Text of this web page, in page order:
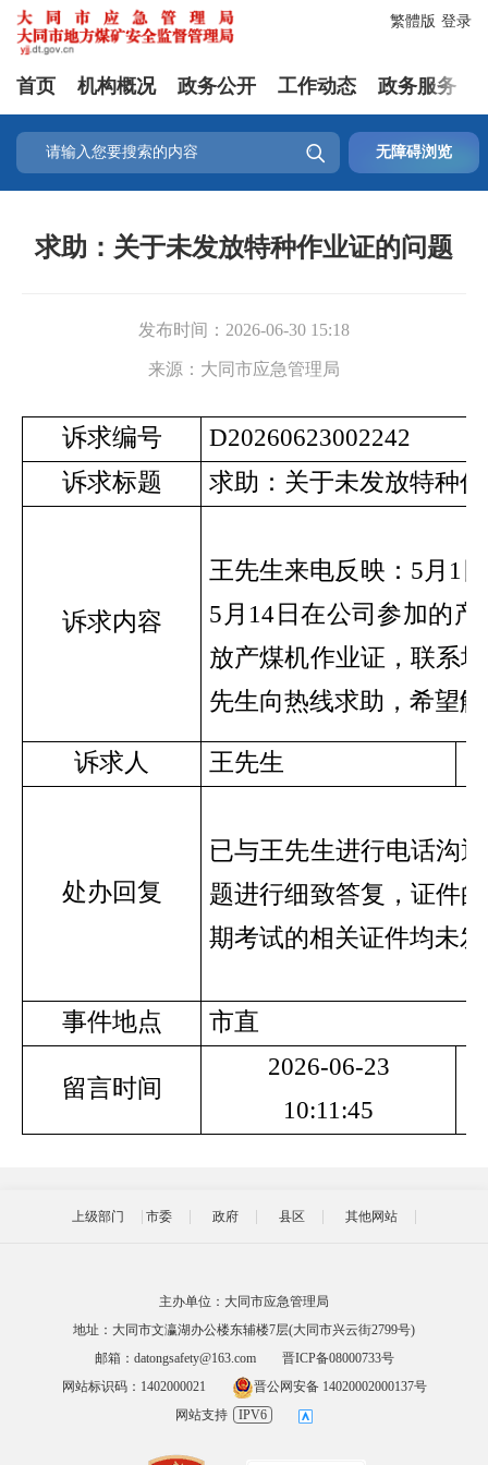
登录
繁體版
首页 机构概况 政务公开 工作动态 政务服务
 无障碍浏览
求助：关于未发放特种作业证的问题
发布时间： 2026-06-30 15:18
来源： 大同市应急管理局
诉求编号
D20260623002242
诉求标题
求助：关于未发放特种
诉求内容
王先生来电反映：5月1
5月14日在公司参加的
放产煤机作业证，联系
先生向热线求助，希望
诉求人 王先生
处办回复
已与王先生进行电话沟
题进行细致答复，证件
期考试的相关证件均未
事件地点 市直
留言时间
2026-06-23
10:11 :45
上级部门 市委 政府 县区 其他网站
主办单位：大同市应急管理局
地址：大同市文瀛湖办公楼东辅楼7层(大同市兴云街2799号)
邮箱：datongsafety@163.com
晋ICP备08000733号
网站标识码：1402000021
晋公网安备 14020002000137号
网站支持
IPV6